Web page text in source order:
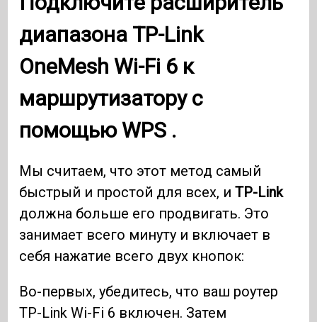
диапазона TP-Link
OneMesh Wi-Fi 6 к
маршрутизатору с
помощьюWPS .
Мы считаем, что этот метод самый
быстрый и простой для всех, иTP-Link
должна больше его продвигать. Это
занимает всего минуту и ​​включает в
себя нажатие всего двух кнопок:
Во-первых, убедитесь, что ваш роутер
TP-Link Wi-Fi 6 включен. Затем